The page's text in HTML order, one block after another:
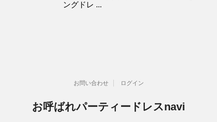
ングドレ ...
お問い合わせ ログイン
お呼ばれパーティードレスnavi